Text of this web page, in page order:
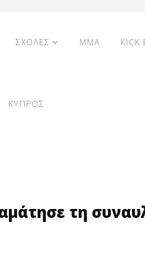
ΣΧΟΛΕΣ MMA KICK
ΚΥΠΡΟΣ
τη